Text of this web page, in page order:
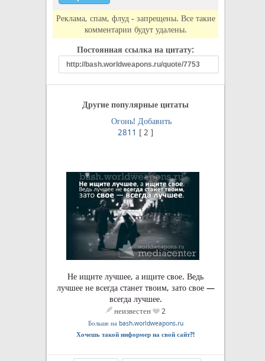
Реклама, спам, флуд - запрещены. Все такие
комментарии будут удалены.
Постоянная ссылка на цитату:
Другие популярные цитаты
Огонь! Добавить
2811 [ 2 ]
Не ищите лучшее, а ищите свое. Ведь
лучшее не всегда станет твоим, зато свое —
всегда лучшее.
неизвестен 2
Больше на bash.worldweapons.ru
Хочешь такой информер на свой сайт?!